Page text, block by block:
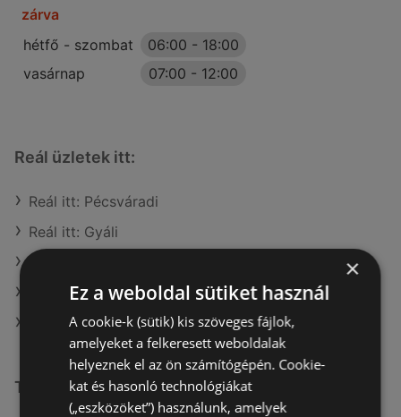
zárva
hétfő - szombat
06:00 - 18:00
vasárnap
07:00 - 12:00
Reál üzletek itt:
Reál itt: Pécsváradi
Reál itt: Gyáli
Reál itt: Mátészalkai
Reál itt: Edelényi
További linkek
×
Ez a weboldal sütiket használ
A cookie-k (sütik) kis szöveges fájlok,
amelyeket a felkeresett weboldalak
helyeznek el az ön számítógépén. Cookie-
kat és hasonló technológiákat
(„eszközöket”) használunk, amelyek